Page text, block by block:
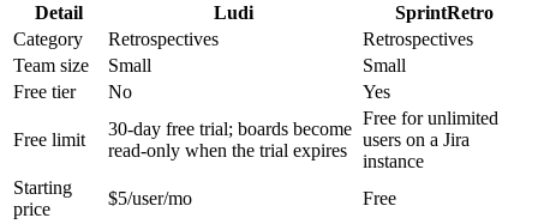
Detail
Ludi
SprintRetro
Category
Retrospectives
Retrospectives
Team size
Small
Small
Free tier
No Yes
Free limit
30-day free trial; boards become
read-only when the trial expires
Free for unlimited
users on a Jira
instance
Starting
price
$5/user/mo
Free